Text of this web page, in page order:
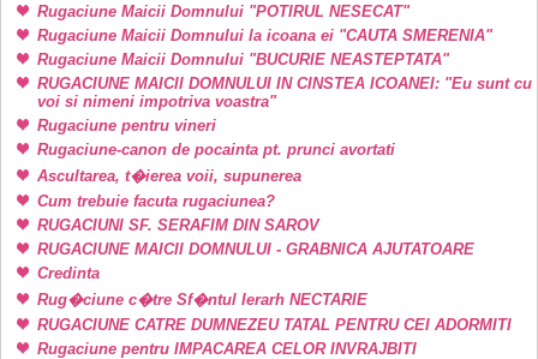
Rugaciune Maicii Domnului "POTIRUL NESECAT"
Rugaciune Maicii Domnului la icoana ei "CAUTA SMERENIA"
Rugaciune Maicii Domnului "BUCURIE NEASTEPTATA"
RUGACIUNE MAICII DOMNULUI IN CINSTEA ICOANEI: "Eu sunt cu
voi si nimeni impotriva voastra"
Rugaciune pentru vineri
Rugaciune-canon de pocainta pt. prunci avortati
Ascultarea, t�ierea voii, supunerea
Cum trebuie facuta rugaciunea?
RUGACIUNI SF. SERAFIM DIN SAROV
RUGACIUNE MAICII DOMNULUI - GRABNICA AJUTATOARE
Credinta
Rug�ciune c�tre Sf�ntul Ierarh NECTARIE
RUGACIUNE CATRE DUMNEZEU TATAL PENTRU CEI ADORMITI
Rugaciune pentru IMPACAREA CELOR INVRAJBITI